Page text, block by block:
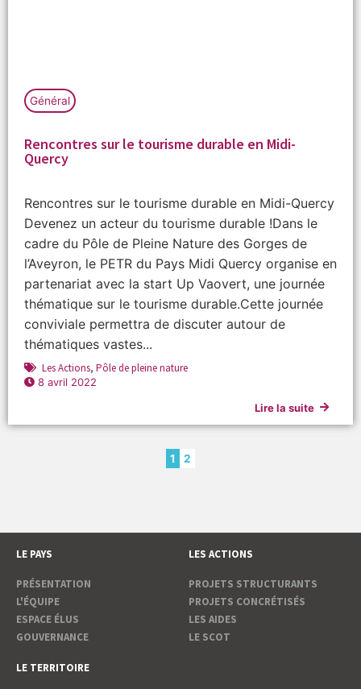
Général
Rencontres sur le tourisme durable en Midi-
Quercy
Rencontres sur le tourisme durable en Midi-Quercy
Devenez un acteur du tourisme durable !Dans le
cadre du Pôle de Pleine Nature des Gorges de
l’Aveyron, le PETR du Pays Midi Quercy organise en
partenariat avec la start Up Vaovert, une journée
thématique sur le tourisme durable.Cette journée
conviviale permettra de discuter autour de
thématiques vastes...
Les Actions, Pôle de pleine nature
8 avril 2022
Lire la suite
1 2
LE PAYS
PRÉSENTATION
L'ÉQUIPE
ESPACE ÉLUS
GOUVERNANCE
LES ACTIONS
PROJETS STRUCTURANTS
PROJETS CONCRÉTISÉS
LES AIDES
LE SCOT
LE TERRITOIRE